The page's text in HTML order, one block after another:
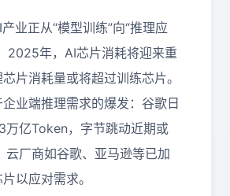
业正从“模型训练”向“推理应
2025年，AI芯片消耗将迎来重
片消耗量或将超过训练芯片。
业端推理需求的爆发：谷歌日
万亿Token，字节跳动近期或
云厂商如谷歌、亚马逊等已加
以应对需求。